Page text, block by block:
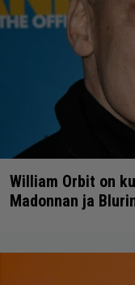
William Orbit on
Madonnan ja